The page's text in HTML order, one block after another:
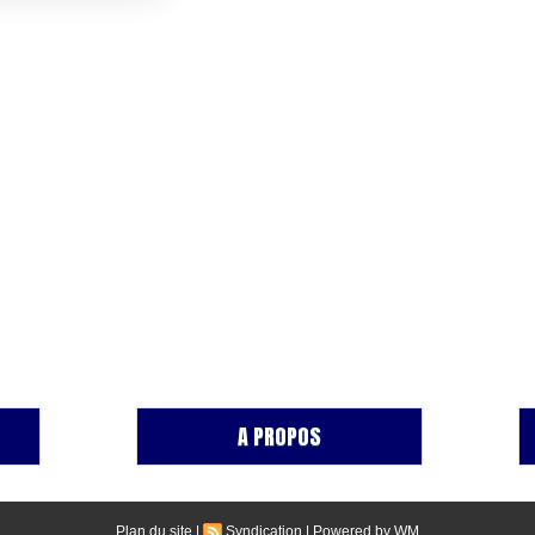
A PROPOS
Plan du site Syndication Powered by WM